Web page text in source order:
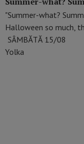
"Summer-what?
Halloween so much,
SÂMBĂTĂ 15/08
Yolka